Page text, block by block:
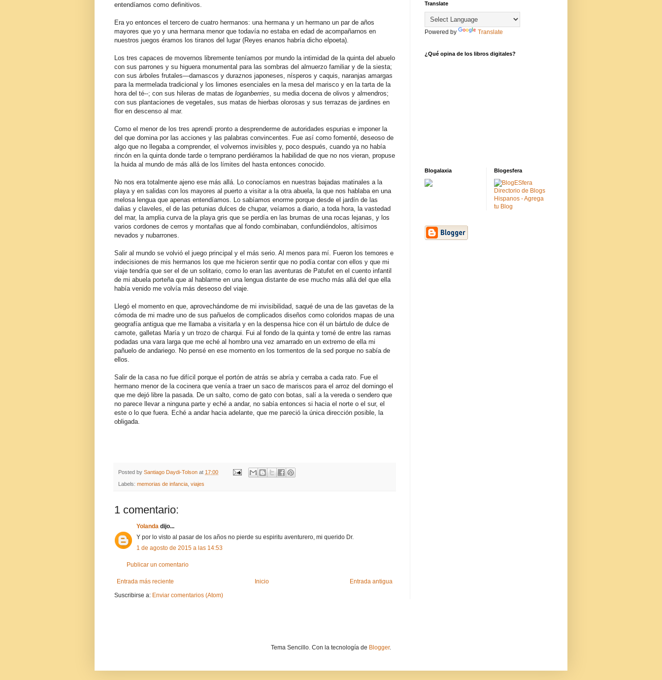
entendíamos como definitivos.
Era yo entonces el tercero de cuatro hermanos: una hermana y un hermano un par de años
mayores que yo y una hermana menor que todavía no estaba en edad de acompañarnos en
nuestros juegos éramos los tiranos del lugar (Reyes enanos habría dicho elpoeta).
Los tres capaces de movernos libremente teníamos por mundo la intimidad de la quinta del abuelo
con sus parrones y su higuera monumental para las sombras del almuerzo familiar y de la siesta;
con sus árboles frutales—damascos y duraznos japoneses, nísperos y caquis, naranjas amargas
para la mermelada tradicional y los limones esenciales en la mesa del marisco y en la tarta de la
hora del té--; con sus hileras de matas de loganberries , su media docena de olivos y almendros;
con sus plantaciones de vegetales, sus matas de hierbas olorosas y sus terrazas de jardines en
flor en descenso al mar.
Como el menor de los tres aprendí pronto a desprenderme de autoridades espurias e imponer la
del que domina por las acciones y las palabras convincentes. Fue así como fomenté, deseoso de
algo que no llegaba a comprender, el volvernos invisibles y, poco después, cuando ya no había
rincón en la quinta donde tarde o temprano perdiéramos la habilidad de que no nos vieran, propuse
la huida al mundo de más allá de los límites del hasta entonces conocido.
No nos era totalmente ajeno ese más allá. Lo conocíamos en nuestras bajadas matinales a la
playa y en salidas con los mayores al puerto a visitar a la otra abuela, la que nos hablaba en una
melosa lengua que apenas entendíamos. Lo sabíamos enorme porque desde el jardín de las
dalias y claveles, el de las petunias dulces de chupar, veíamos a diario, a toda hora, la vastedad
del mar, la amplia curva de la playa gris que se perdía en las brumas de una rocas lejanas, y los
varios cordones de cerros y montañas que al fondo combinaban, confundiéndolos, altísimos
nevados y nubarrones.
Salir al mundo se volvió el juego principal y el más serio. Al menos para mí. Fueron los temores e
indecisiones de mis hermanos los que me hicieron sentir que no podía contar con ellos y que mi
viaje tendría que ser el de un solitario, como lo eran las aventuras de Patufet en el cuento infantil
de mi abuela porteña que al hablarme en una lengua distante de ese mucho más allá del que ella
había venido me volvía más deseoso del viaje.
Llegó el momento en que, aprovechándome de mi invisibilidad, saqué de una de las gavetas de la
cómoda de mi madre uno de sus pañuelos de complicados diseños como coloridos mapas de una
geografía antigua que me llamaba a visitarla y en la despensa hice con él un bártulo de dulce de
camote, galletas María y un trozo de charqui. Fui al fondo de la quinta y tomé de entre las ramas
podadas una vara larga que me eché al hombro una vez amarrado en un extremo de ella mi
pañuelo de andariego. No pensé en ese momento en los tormentos de la sed porque no sabía de
ellos.
Salir de la casa no fue difícil porque el portón de atrás se abría y cerraba a cada rato. Fue el
hermano menor de la cocinera que venía a traer un saco de mariscos para el arroz del domingo el
que me dejó libre la pasada. De un salto, como de gato con botas, salí a la vereda o sendero que
no parece llevar a ninguna parte y eché a andar, no sabía entonces si hacia el norte o el sur, el
este o lo que fuera. Eché a andar hacia adelante, que me pareció la única dirección posible, la
obligada.
Posted by Santiago Daydi-Tolson at 17:00
Labels: memorias de infancia viajes
1 comentario:
Yolanda dijo...
Y por lo visto al pasar de los años no pierde su espiritu aventurero, mi querido Dr.
1 de agosto de 2015 a las 14:53
Publicar un comentario
Entrada más reciente Entrada antigua
Inicio
Suscribirse a: Enviar comentarios (Atom)
Translate
Powered by Translate
¿Qué opina de los libros digitales?
Blogalaxia Blogesfera
Tema Sencillo. Con la tecnología de Blogger.